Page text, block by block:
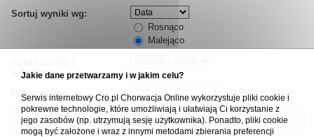
Sortuj wyniki wg:
Rosnąco
Malejąco
ostatnich:
Pokaż pierwsze:
Jakie dane przetwarzamy i w jakim celu?
Serwis internetowy Cro.pl Chorwacja Online wykorzystuje pliki cookie i
pokrewne technologie, które umożliwiają i ułatwiają Ci korzystanie z
jego zasobów (np. utrzymują sesję użytkownika). Ponadto, pliki cookie
mogą być założone i wraz z innymi metodami zbierania preferencji